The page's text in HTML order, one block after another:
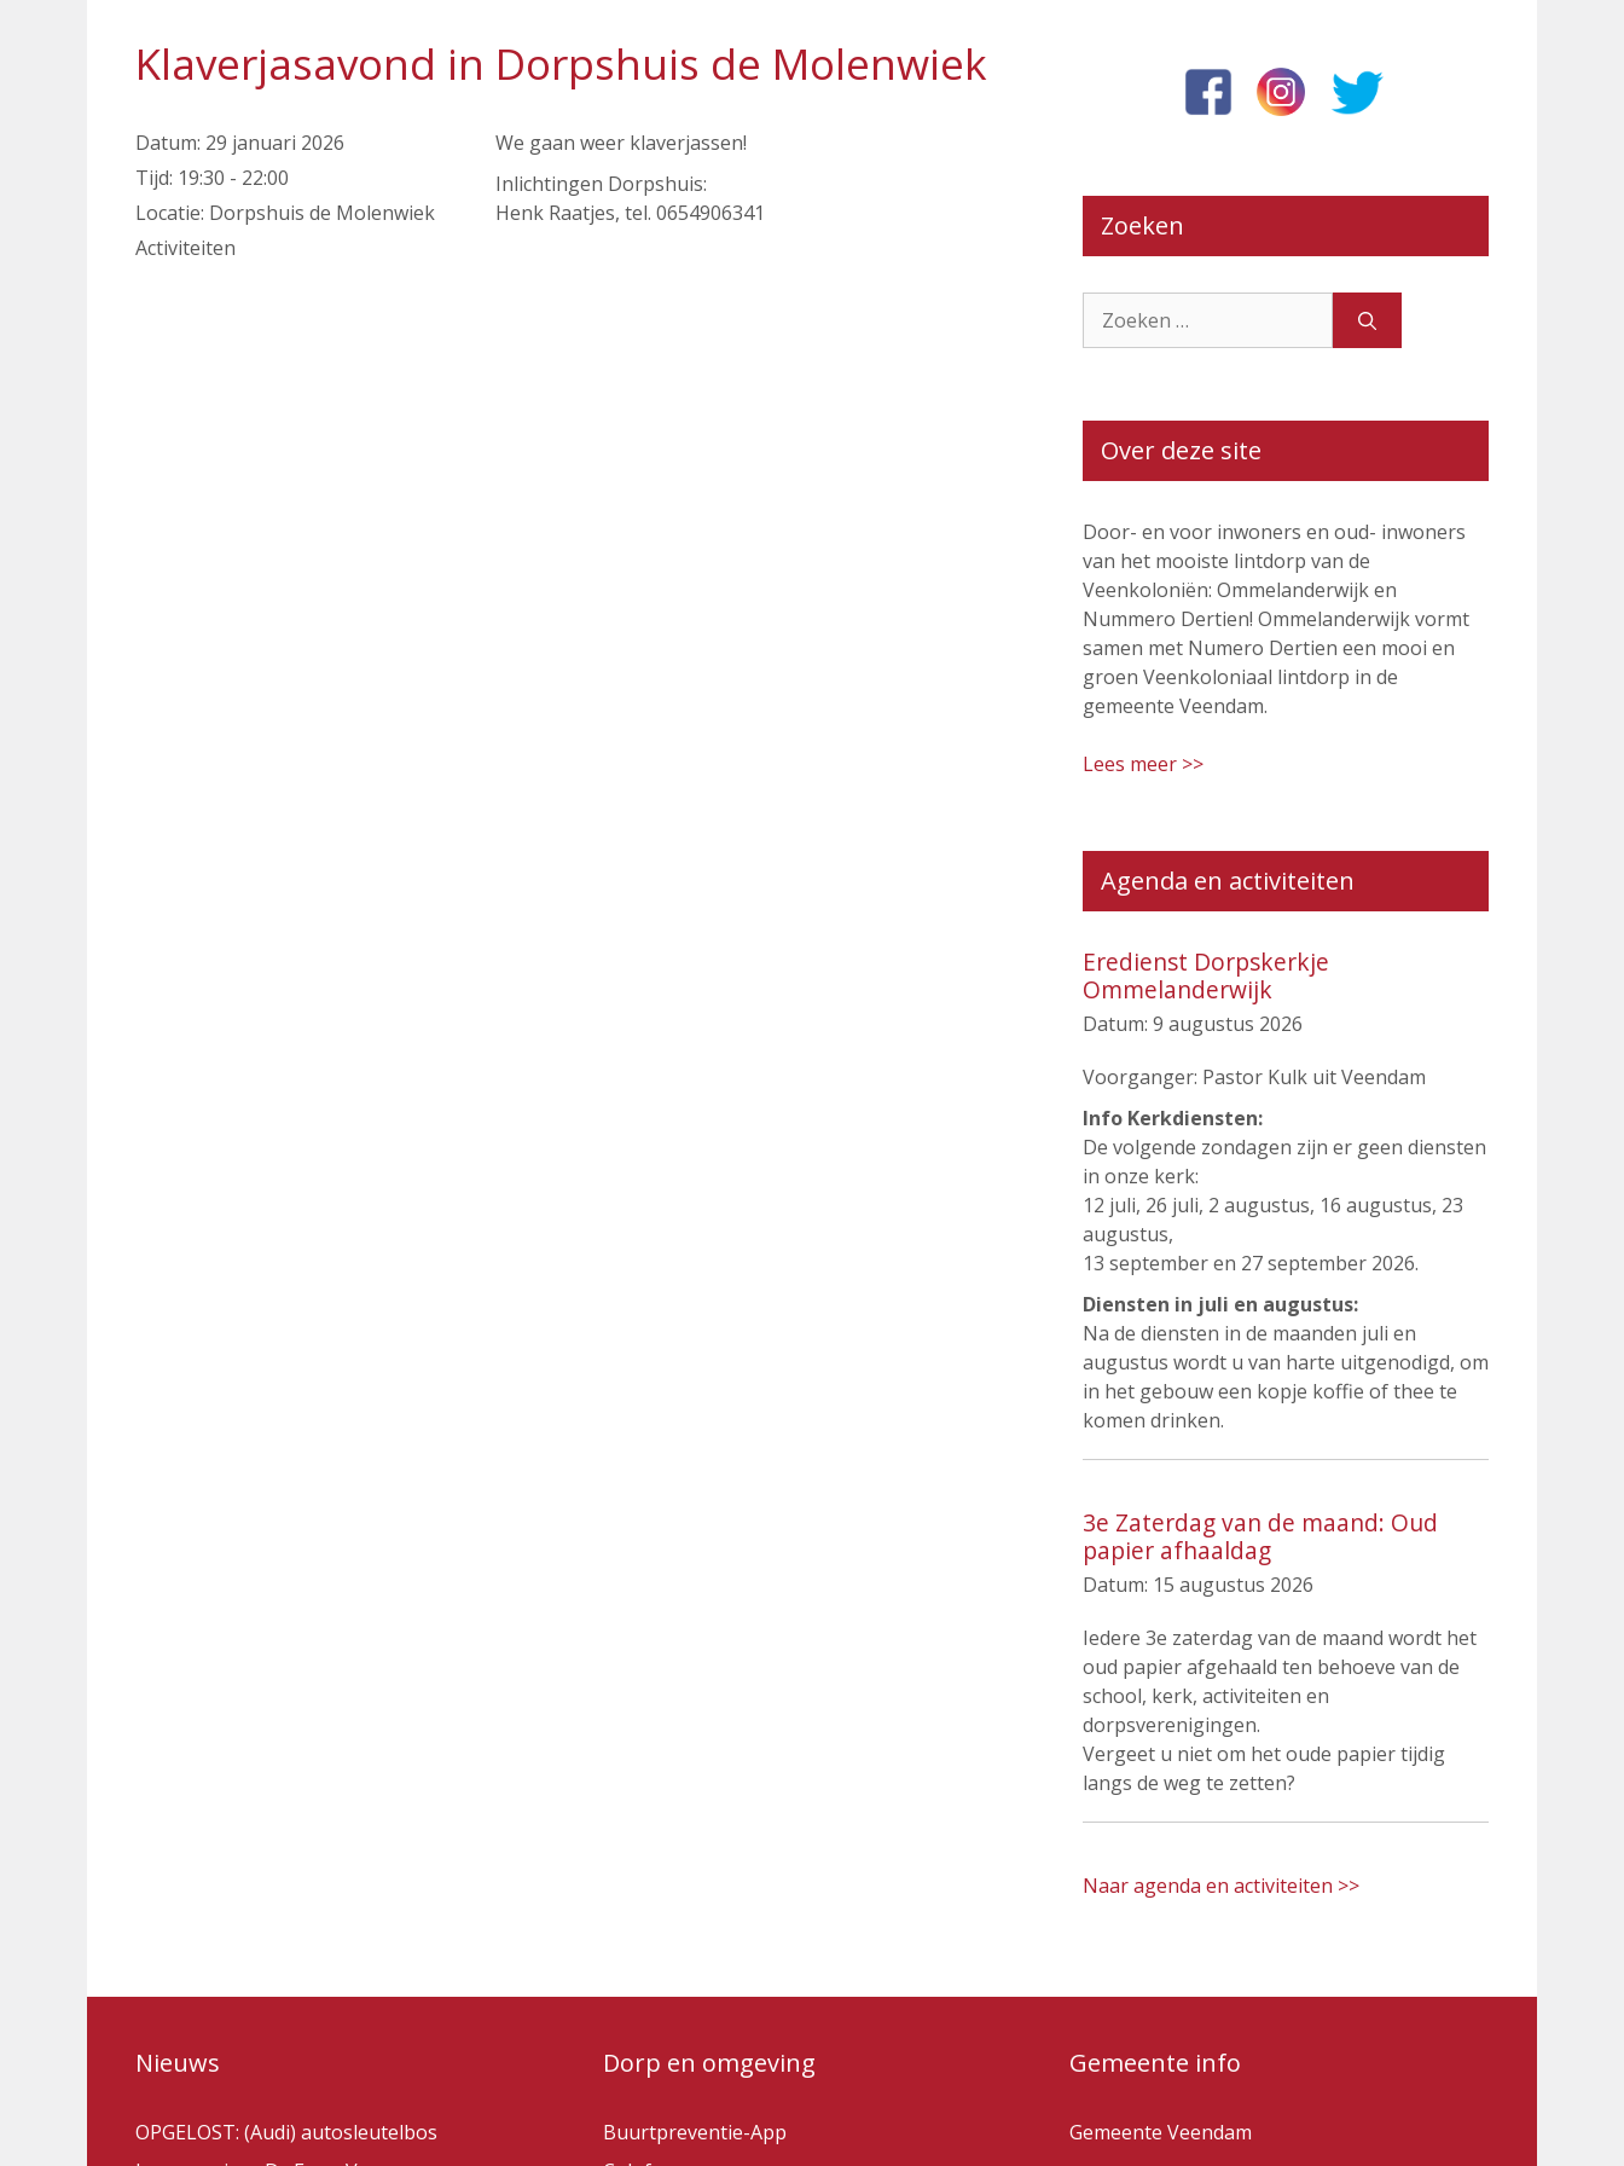
Klaverjasavond in Dorpshuis de Molenwiek
Datum: 29 januari 2026
Tijd: 19:30 - 22:00
Locatie: Dorpshuis de Molenwiek
Activiteiten
We gaan weer klaverjassen!
Inlichtingen Dorpshuis:
Henk Raatjes, tel. 0654906341
Zoeken
naar:
Over deze site
Door- en voor inwoners en oud- inwoners
van het mooiste lintdorp van de
Veenkoloniën: Ommelanderwijk en
Nummero Dertien! Ommelanderwijk vormt
samen met Numero Dertien een mooi en
groen Veenkoloniaal lintdorp in de
gemeente Veendam.
Lees meer >>
Agenda en activiteiten
Eredienst Dorpskerkje
Ommelanderwijk
Datum: 9 augustus 2026
Voorganger: Pastor Kulk uit Veendam
Info Kerkdiensten:
De volgende zondagen zijn er geen diensten
in onze kerk:
12 juli, 26 juli, 2 augustus, 16 augustus, 23
augustus,
13 september en 27 september 2026.
Diensten in juli en augustus:
Na de diensten in de maanden juli en
augustus wordt u van harte uitgenodigd, om
in het gebouw een kopje koffie of thee te
komen drinken.
3e Zaterdag van de maand: Oud
papier afhaaldag
Datum: 15 augustus 2026
Iedere 3e zaterdag van de maand wordt het
oud papier afgehaald ten behoeve van de
school, kerk, activiteiten en
dorpsverenigingen.
Vergeet u niet om het oude papier tijdig
langs de weg te zetten?
Naar agenda en activiteiten >>
Nieuws
OPGELOST: (Audi) autosleutelbos
Dorp en omgeving
Buurtpreventie-App
Gemeente info
Gemeente Veendam